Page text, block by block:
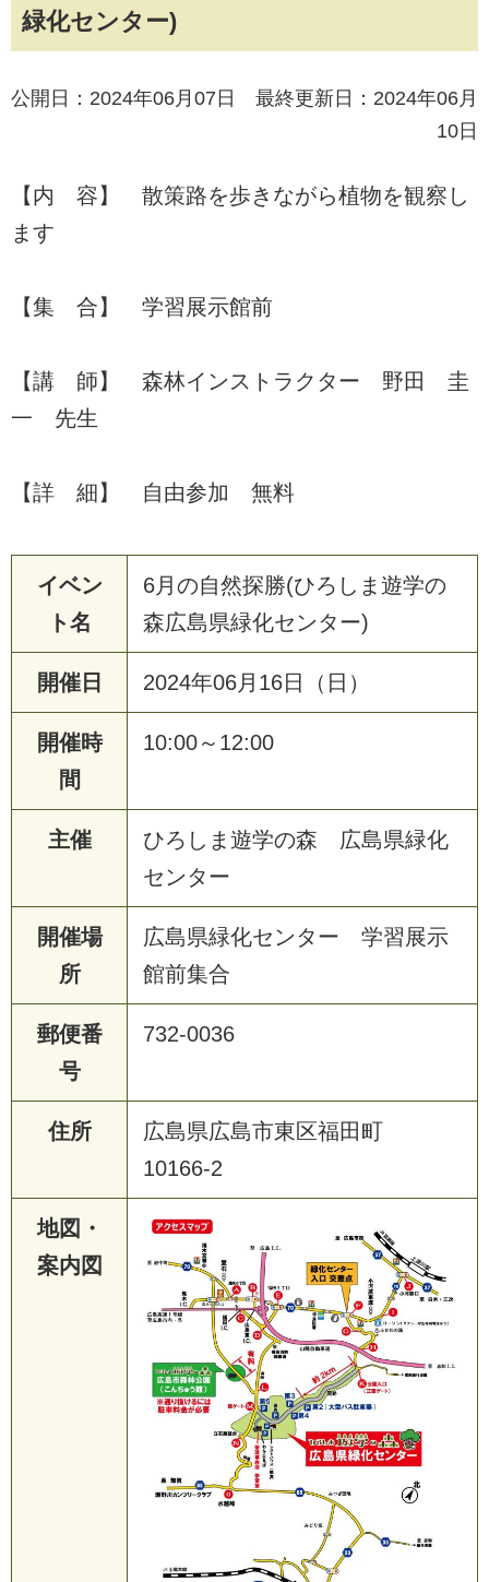
緑化センター)
公開日：2024年06月07日 最終更新日：2024年06月
10日
【内 容】 散策路を歩きながら植物を観察し
ます
【集 合】 学習展示館前
【講 師】 森林インストラクター 野田 圭
一 先生
【詳 細】 自由参加 無料
イベン
ト名
6月の自然探勝(ひろしま遊学の
森広島県緑化センター)
開催日 2024年06月16日（日）
開催時
間
10:00～12:00
主催
ひろしま遊学の森 広島県緑化
センター
開催場
所
広島県緑化センター 学習展示
館前集合
郵便番
号
732-0036
住所
広島県広島市東区福田町
10166-2
地図・
案内図